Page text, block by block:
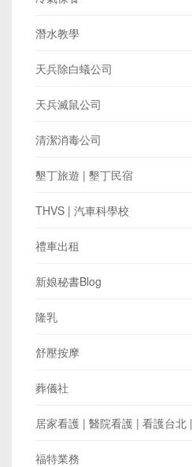
潛水教學
天兵除白蟻公司
天兵滅鼠公司
清潔消毒公司
墾丁旅遊 | 墾丁民宿
THVS | 汽車科學校
禮車出租
新娘秘書Blog
隆乳
舒壓按摩
葬儀社
居家看護 | 醫院看護 | 看護台北
福特業務